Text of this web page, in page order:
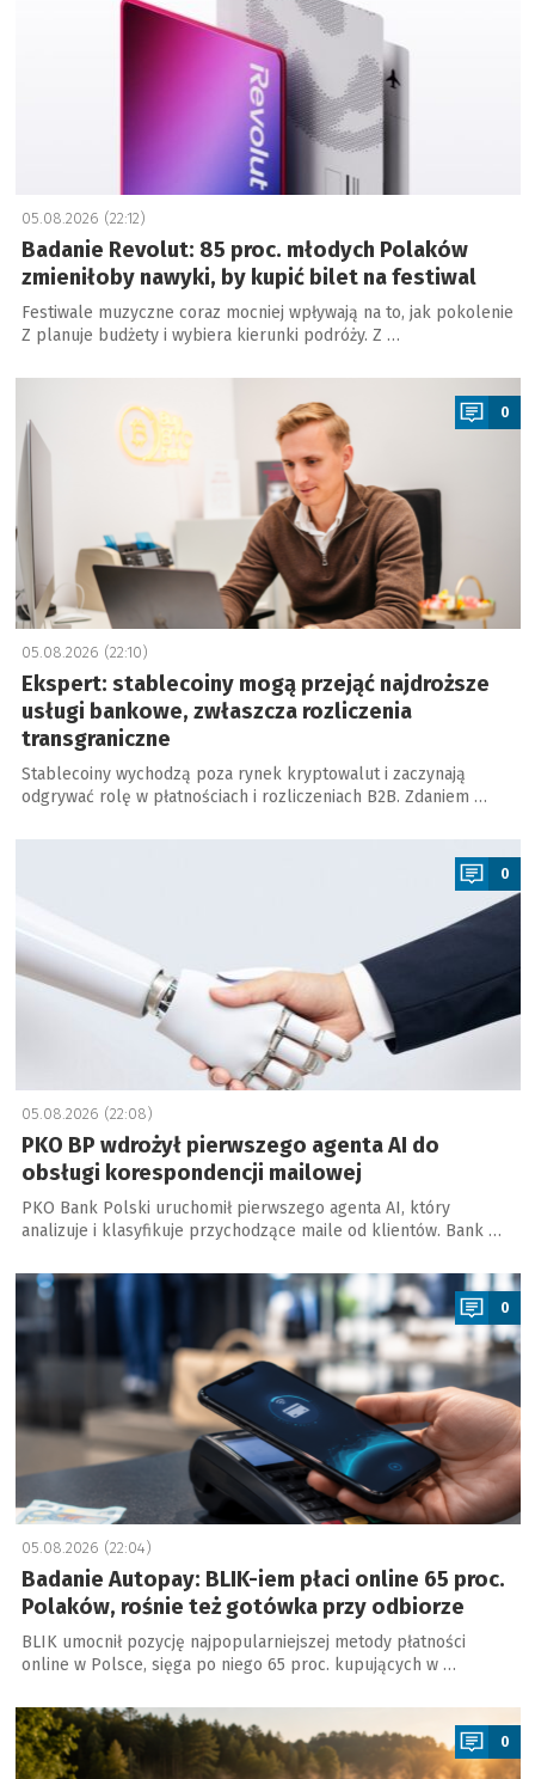
05.08.2026 (22:12)
Badanie Revolut: 85 proc. młodych Polaków
zmieniłoby nawyki, by kupić bilet na festiwal
Festiwale muzyczne coraz mocniej wpływają na to, jak pokolenie
Z planuje budżety i wybiera kierunki podróży. Z …
a
0
05.08.2026 (22:10)
Ekspert: stablecoiny mogą przejąć najdroższe
usługi bankowe, zwłaszcza rozliczenia
transgraniczne
Stablecoiny wychodzą poza rynek kryptowalut i zaczynają
odgrywać rolę w płatnościach i rozliczeniach B2B. Zdaniem …
a
0
05.08.2026 (22:08)
PKO BP wdrożył pierwszego agenta AI do
obsługi korespondencji mailowej
PKO Bank Polski uruchomił pierwszego agenta AI, który
analizuje i klasyfikuje przychodzące maile od klientów. Bank …
a
0
05.08.2026 (22:04)
Badanie Autopay: BLIK-iem płaci online 65 proc.
Polaków, rośnie też gotówka przy odbiorze
BLIK umocnił pozycję najpopularniejszej metody płatności
online w Polsce, sięga po niego 65 proc. kupujących w …
a
0